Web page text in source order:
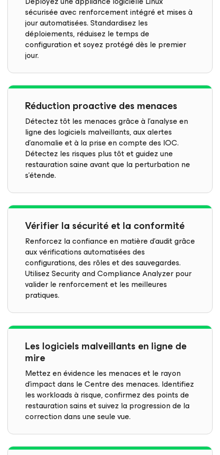
sécurisée avec renforcement intégré et mises à
jour automatisées. Standardisez les
déploiements, réduisez le temps de
configuration et soyez protégé dès le premier
jour.
Réduction proactive des menaces
Détectez tôt les menaces grâce à l’analyse en
ligne des logiciels malveillants, aux alertes
d’anomalie et à la prise en compte des IOC.
Détectez les risques plus tôt et guidez une
restauration saine avant que la perturbation ne
s’étende.
Vérifier la sécurité et la conformité
Renforcez la confiance en matière d’audit grâce
aux vérifications automatisées des
configurations, des rôles et des sauvegardes.
Utilisez Security and Compliance Analyzer pour
valider le renforcement et les meilleures
pratiques.
Les logiciels malveillants en ligne de
mire
Mettez en évidence les menaces et le rayon
d’impact dans le Centre des menaces. Identifiez
les workloads à risque, confirmez des points de
restauration sains et suivez la progression de la
correction dans une seule vue.